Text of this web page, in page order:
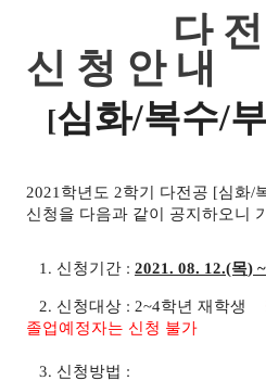
다 전
신 청 안 내
[심화/복수/부
2021학년도 2학기 다전공 [심화/
신청을 다음과 같이 공지하오니
1. 신청기간 : 2021. 08. 12.(목)
2. 신청대상 : 2~4학년 재학생
졸업예정자는 신청 불가
3. 신청방법 :